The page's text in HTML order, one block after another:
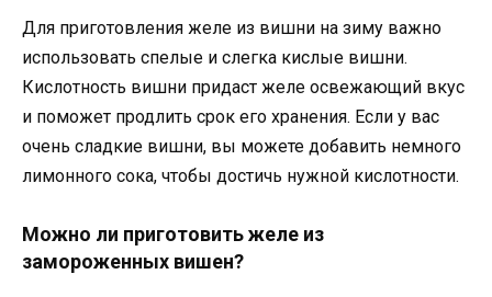
Для приготовления желе из вишни на зиму важно
использовать спелые и слегка кислые вишни.
Кислотность вишни придаст желе освежающий вкус
и поможет продлить срок его хранения. Если у вас
очень сладкие вишни, вы можете добавить немного
лимонного сока, чтобы достичь нужной кислотности.
Можно ли приготовить желе из
замороженных вишен?